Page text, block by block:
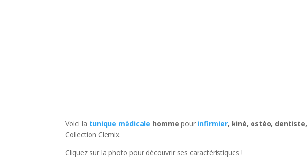
Voici la tunique médicale homme pour infirmier, kiné, ostéo, dentiste,
Collection Clemix.
Cliquez sur la photo pour découvrir ses caractéristiques !